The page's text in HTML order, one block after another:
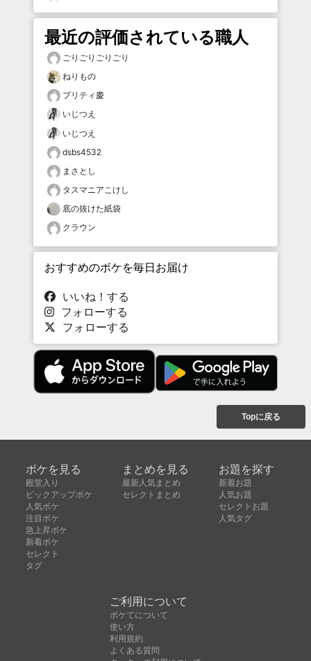
最近の評価されている職人
ごりごりごりごり
ねりもの
プリティ慶
いじつえ
いじつえ
dsbs4532
まさとし
タスマニアこけし
底の抜けた紙袋
クラウン
おすすめのボケを毎日お届け
いいね！する
フォローする
フォローする
Topに戻る
ボケを見る
殿堂入り
ピックアップボケ
人気ボケ
注目ボケ
急上昇ボケ
新着ボケ
セレクト
タグ
まとめを見る
最新人気まとめ
セレクトまとめ
お題を探す
新着お題
人気お題
セレクトお題
人気タグ
ご利用について
ボケてについて
使い方
利用規約
よくある質問